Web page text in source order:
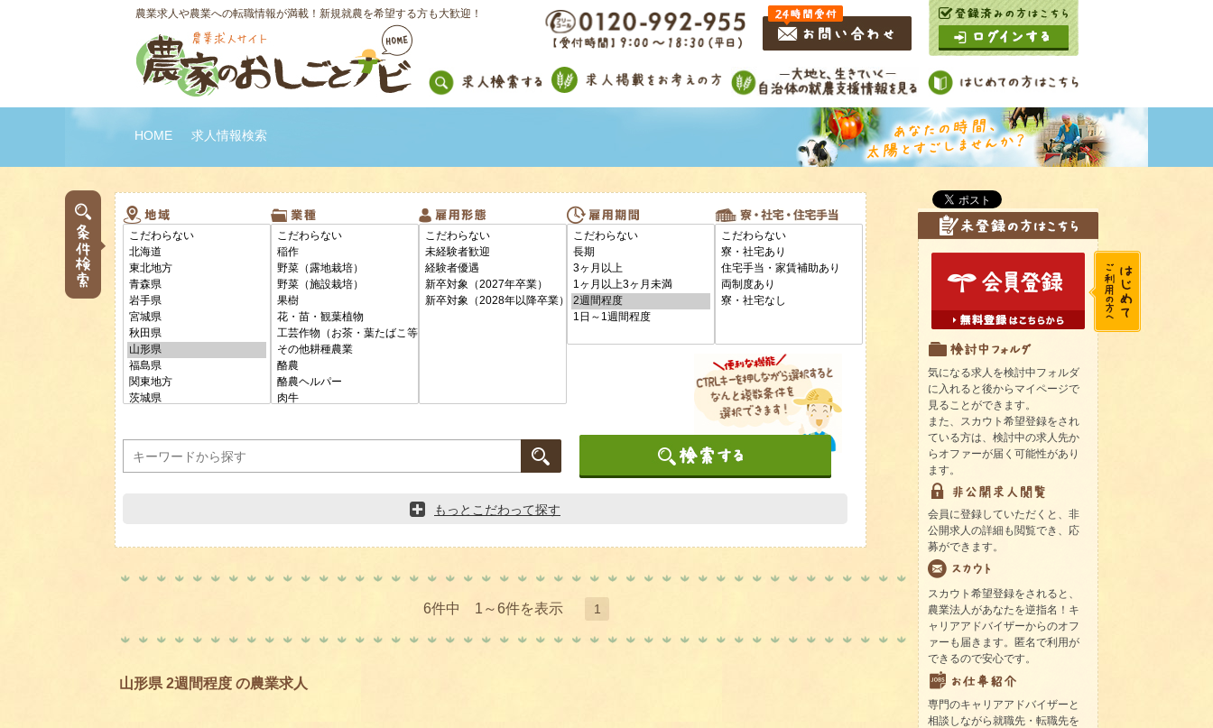
農業求人や農業への転職情報が満載！新規就農を希望する方も大歓迎！
HOME 求人情報検索
もっとこだわって探す
6件中 1～6件を表示 1
山形県 2週間程度 の農業求人
気になる求人を検討中フォルダ
に入れると後からマイページで
見ることができます。
また、スカウト希望登録をされ
ている方は、検討中の求人先か
らオファーが届く可能性があり
ます。
会員に登録していただくと、非
公開求人の詳細も閲覧でき、応
募ができます。
スカウト希望登録をされると、
農業法人があなたを逆指名！キ
ャリアアドバイザーからのオフ
ァーも届きます。匿名で利用が
できるので安心です。
専門のキャリアアドバイザーと
相談しながら就職先・転職先を